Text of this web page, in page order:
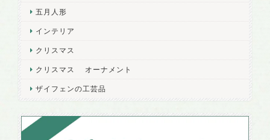
五月人形
インテリア
クリスマス
クリスマス オーナメント
ザイフェンの工芸品